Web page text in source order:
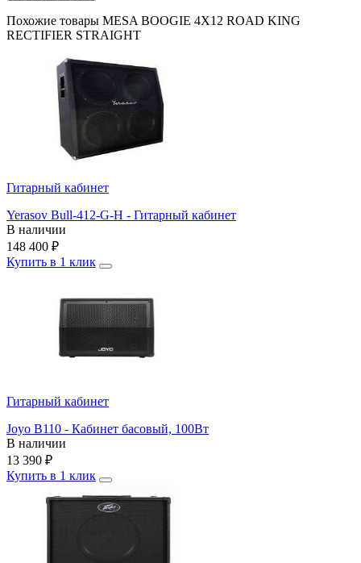
Похожие товары MESA BOOGIE 4X12 ROAD KING
RECTIFIER STRAIGHT
Гитарный кабинет
Yerasov Bull-412-G-H - Гитарный кабинет
В наличии
148 400 ₽
Купить в 1 клик
Гитарный кабинет
Joyo B110 - Кабинет басовый, 100Вт
В наличии
13 390 ₽
Купить в 1 клик